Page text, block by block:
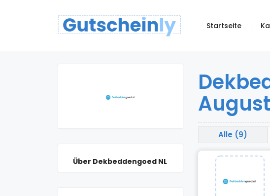
Startseite
Über Dekbeddengoed NL
Alle (9)